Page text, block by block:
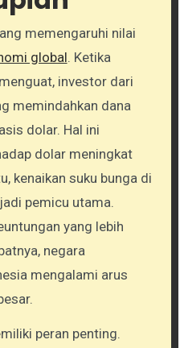
memengaruhi nilai
global. Ketika
investor dari
memindahkan dana
dolar. Hal ini
dolar meningkat
kenaikan suku bunga di
pemicu utama.
yang lebih
negara
mengalami arus
peran penting.